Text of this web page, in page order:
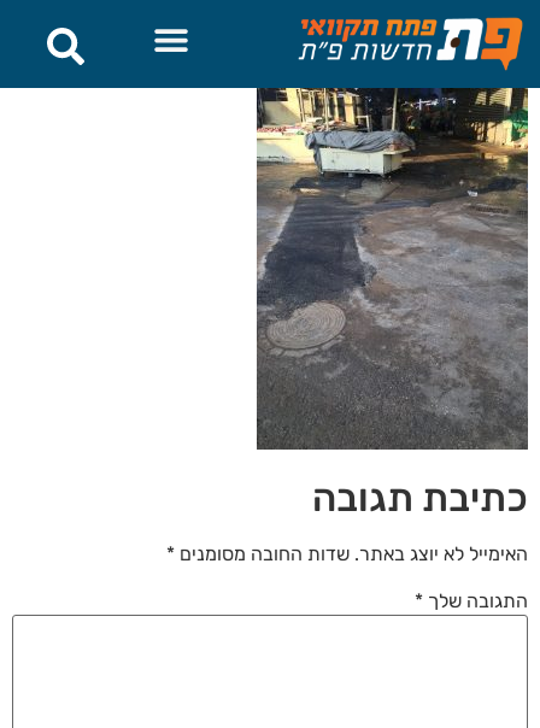
לתוכן
כתיבת תגובה
האימייל לא יוצג באתר. שדות החובה מסומנים *
התגובה שלך *